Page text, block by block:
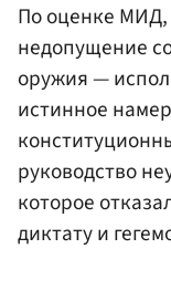
По оценке
недопущение
оружия —
истинное
руководство
которое
диктату и